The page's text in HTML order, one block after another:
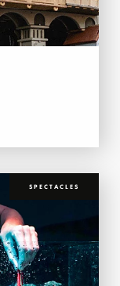
SPECTACLES